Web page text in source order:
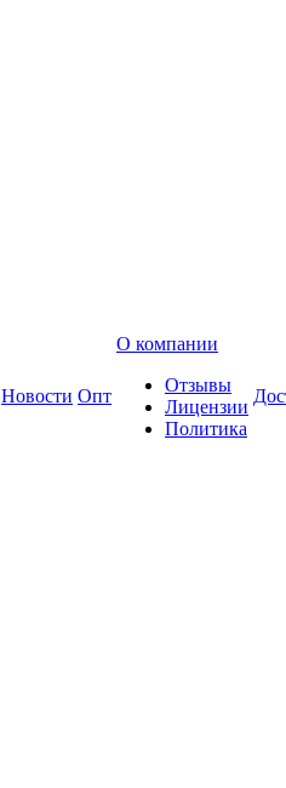
Новости Опт
О компании
Отзывы
Лицензии
Политика